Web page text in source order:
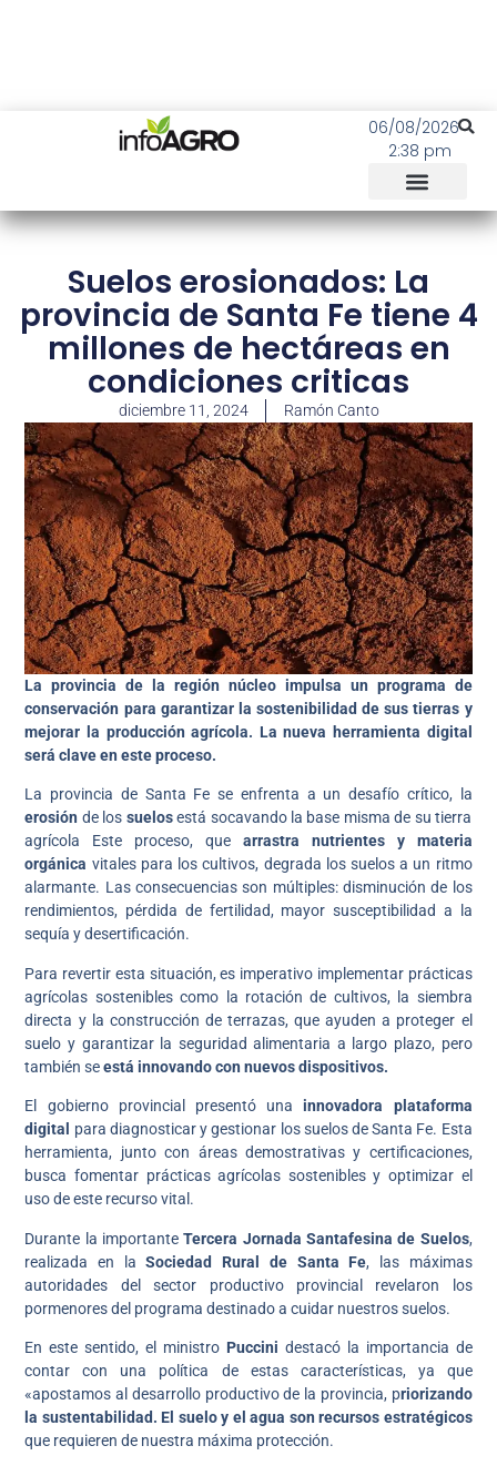
06/08/2026
2:38 pm
Suelos erosionados: La
provincia de Santa Fe tiene 4
millones de hectáreas en
condiciones criticas
diciembre 11, 2024 Ramón Canto
La provincia de la región núcleo impulsa un programa de
conservación para garantizar la sostenibilidad de sus tierras y
mejorar la producción agrícola. La nueva herramienta digital
será clave en este proceso.
La provincia de Santa Fe se enfrenta a un desafío crítico, la
erosión de los suelosestá socavando la base misma de su tierra
agrícola Este proceso, que arrastra nutrientes y materia
orgánica vitales para los cultivos, degrada los suelos a un ritmo
alarmante. Las consecuencias son múltiples: disminución de los
rendimientos, pérdida de fertilidad, mayor susceptibilidad a la
sequía y desertificación.
Para revertir esta situación, es imperativo implementar prácticas
agrícolas sostenibles como la rotación de cultivos, la siembra
directa y la construcción de terrazas, que ayuden a proteger el
suelo y garantizar la seguridad alimentaria a largo plazo, pero
también seestá innovando con nuevos dispositivos.
El gobierno provincial presentó unainnovadora plataforma
digital para diagnosticar y gestionar los suelos de Santa Fe. Esta
herramienta, junto con áreas demostrativas y certificaciones,
busca fomentar prácticas agrícolas sostenibles y optimizar el
uso de este recurso vital.
Durante la importanteTercera Jornada Santafesina de Suelos,
realizada en laSociedad Rural de Santa Fe, las máximas
autoridades del sector productivo provincial revelaron los
pormenores del programa destinado a cuidar nuestros suelos.
En este sentido, el ministro Puccini destacó la importancia de
contar con una política de estas características, ya que
«apostamos al desarrollo productivo de la provincia, priorizando
la sustentabilidad. El suelo y el agua son recursos estratégicos
que requieren de nuestra máxima protección.